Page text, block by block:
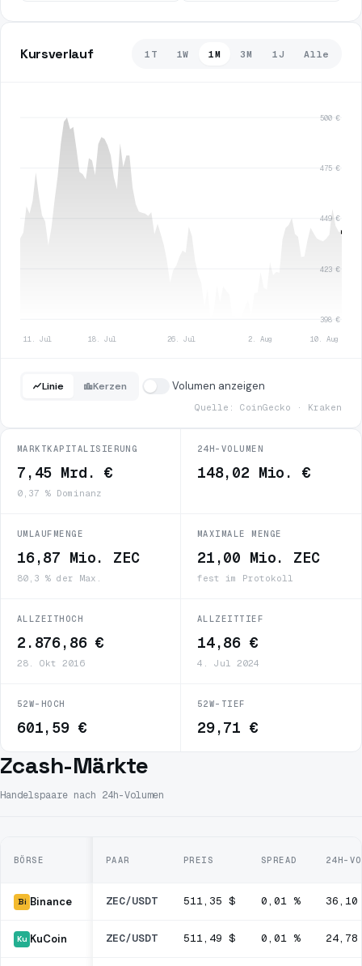
Kursverlauf 1T 1W 1M 3M 1J Alle
500 €
475 €
449 €
423 €
398 €
11. Jul 18. Jul 26. Jul 2. Aug 10. Aug
Linie Kerzen Volumen anzeigen
Quelle: CoinGecko · Kraken
MARKTKAPITALISIERUNG
7,45 Mrd. €
0,37 % Dominanz
24H-VOLUMEN
148,02 Mio. €
UMLAUFMENGE
16,87 Mio. ZEC
80,3 % der Max.
MAXIMALE MENGE
21,00 Mio. ZEC
fest im Protokoll
ALLZEITHOCH
2.876,86 €
28. Okt 2016
ALLZEITTIEF
14,86 €
4. Jul 2024
52W-HOCH
601,59 €
52W-TIEF
29,71 €
Zcash-Märkte
Handelspaare nach 24h-Volumen
BÖRSE PAAR PREIS SPREAD 24H-
Bi Binance ZEC/USDT 511,35 $ 0,01 %
Ku KuCoin ZEC/USDT 511,49 $ 0,01 %